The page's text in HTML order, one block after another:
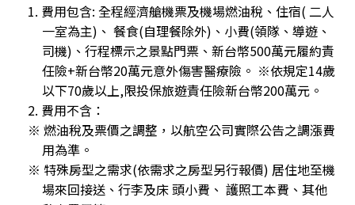
1. 費用包含: 全程經濟艙機票及機場燃油稅、住宿( 二人
一室為主)、 餐食(自理餐除外)、小費(領隊、導遊、
司機)、行程標示之景點門票、新台幣500萬元履約責
任險+新台幣20萬元意外傷害醫療險。 ※依規定14歲
以下70歲以上,限投保旅遊責任險新台幣200萬元。
2. 費用不含：
※ 燃油稅及票價之調整，以航空公司實際公告之調漲費
用為準。
※ 特殊房型之需求(依需求之房型另行報價) 居住地至機
場來回接送、行李及床 頭小費、 護照工本費、其他